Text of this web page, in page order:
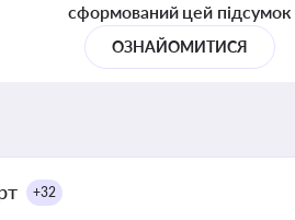
сформований цей підсумок
ОЗНАЙОМИТИСЯ
+32